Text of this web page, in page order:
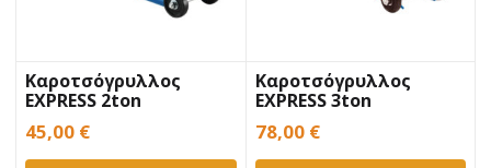
Καροτσόγρυλλος
EXPRESS 2ton
45,00 €
Καροτσόγρυλλος
EXPRESS 3ton
78,00 €